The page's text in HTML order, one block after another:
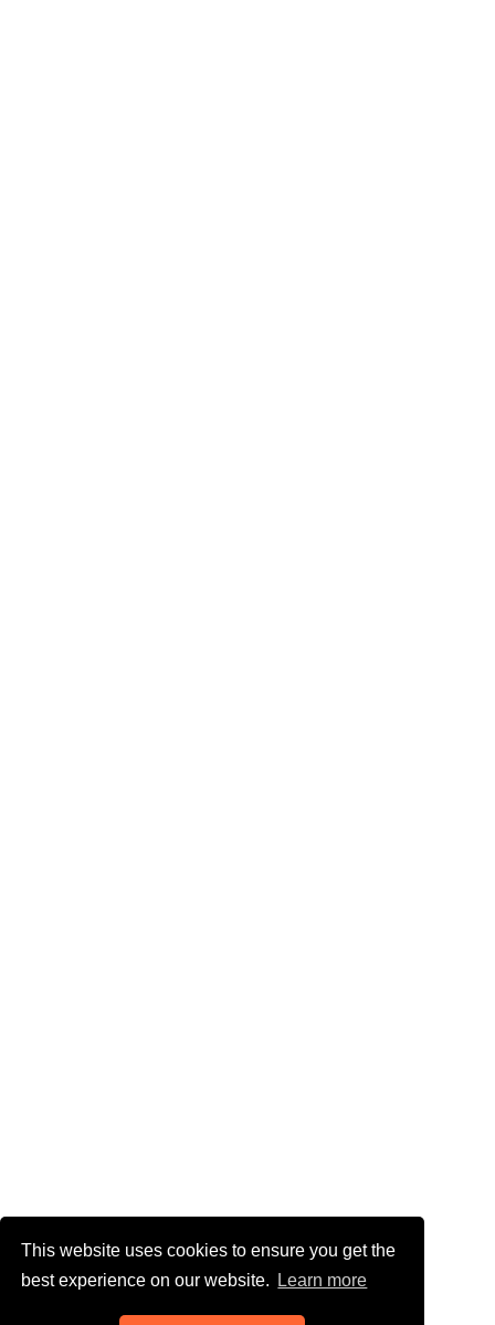
This website uses cookies to ensure you get the
best experience on our website.
Learn more